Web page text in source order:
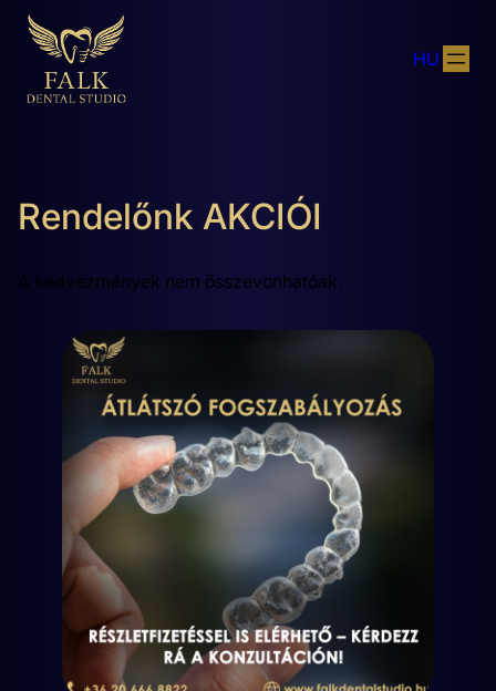
HU
Rendelőnk AKCIÓI
A kedvezmények nem összevonhatóak.